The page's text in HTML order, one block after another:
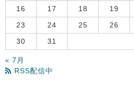
16 17 18 19
23 24 25 26
30 31
« 7月
RSS配信中